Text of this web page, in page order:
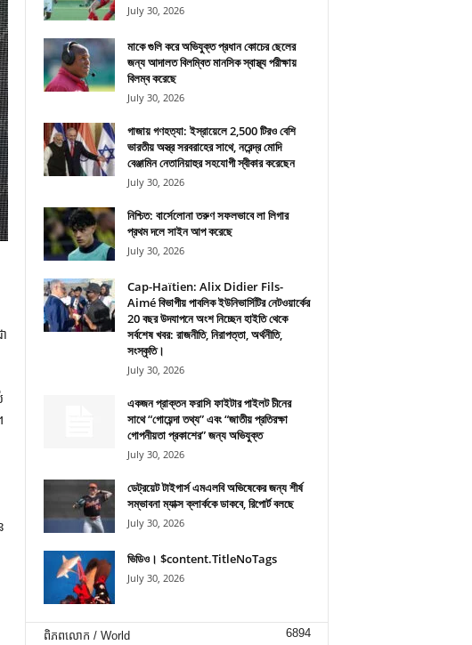
July 30, 2026
মাকে গুলি করে অভিযুক্ত প্রধান কোচের ছেলের
জন্য আদালত বিলম্বিত মানসিক স্বাস্থ্য পরীক্ষায়
বিলম্ব করেছে
July 30, 2026
গাজায় গণহত্যা: ইস্রায়েলে 2,500 টিরও বেশি
ভারতীয় অস্ত্র সরবরাহের সাথে, নরেন্দ্র মোদি
বেঞ্জামিন নেতানিয়াহুর সহযোগী স্বীকার করেছেন
July 30, 2026
নিশ্চিত: বার্সেলোনা তরুণ সফলভাবে লা লিগার
প্রথম দলে সাইন আপ করেছে
July 30, 2026
Cap-Haïtien: Alix Didier Fils-
Aimé বিভাগীয় পাবলিক ইউনিভার্সিটির নেটওয়ার্কের
20 বছর উদযাপনে অংশ নিচ্ছেন হাইতি থেকে
সর্বশেষ খবর: রাজনীতি, নিরাপত্তা, অর্থনীতি,
সংস্কৃতি।
July 30, 2026
একজন প্রাক্তন ফরাসি ফাইটার পাইলট চীনের
সাথে “গোয়েন্দা তথ্য” এবং “জাতীয় প্রতিরক্ষা
গোপনীয়তা প্রকাশের” জন্য অভিযুক্ত
July 30, 2026
ডেট্রয়েট টাইগার্স এমএলবি অভিষেকের জন্য শীর্ষ
সম্ভাবনা ম্যাক্স ক্লার্ককে ডাকবে, রিপোর্ট বলছে
July 30, 2026
ভিডিও। $content.TitleNoTags
July 30, 2026
ពិភពលោក / World 6894